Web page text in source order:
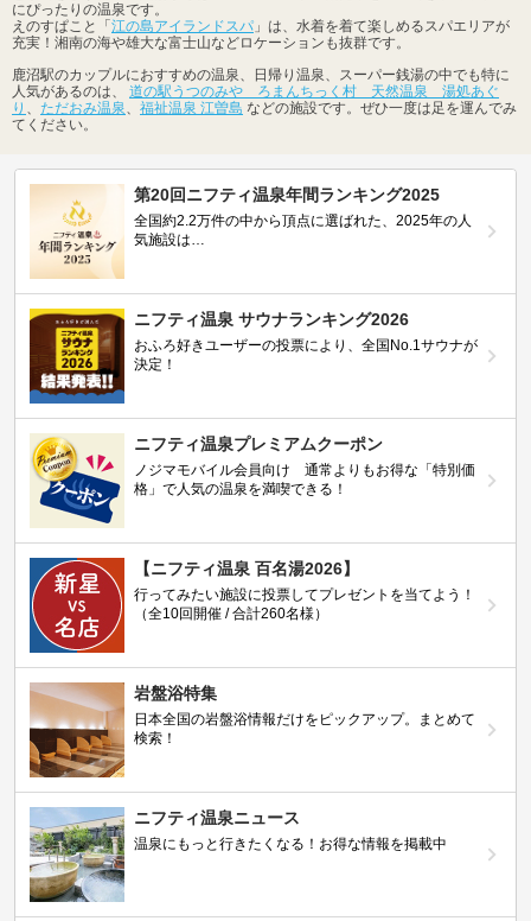
にぴったりの温泉です。
えのすぱこと「 江の島アイランドスパ 」は、水着を着て楽しめるスパエリアが
充実！湘南の海や雄大な富士山などロケーションも抜群です。
鹿沼駅のカップルにおすすめの温泉、日帰り温泉、スーパー銭湯の中でも特に
人気があるのは、 道の駅うつのみや ろまんちっく村 天然温泉 湯処あぐ
り 、 ただおみ温泉、 福祉温泉 江曽島 などの施設です。ぜひ一度は足を運んでみ
てください。
第20回ニフティ温泉年間ランキング2025
全国約2.2万件の中から頂点に選ばれた、2025年の人
気施設は…
ニフティ温泉 サウナランキング2026
おふろ好きユーザーの投票により、全国No.1サウナが
決定！
ニフティ温泉プレミアムクーポン
ノジマモバイル会員向け 通常よりもお得な「特別価
格」で人気の温泉を満喫できる！
【ニフティ温泉 百名湯2026】
行ってみたい施設に投票してプレゼントを当てよう！
（全10回開催 / 合計260名様）
岩盤浴特集
日本全国の岩盤浴情報だけをピックアップ。まとめて
検索！
ニフティ温泉ニュース
温泉にもっと行きたくなる！お得な情報を掲載中